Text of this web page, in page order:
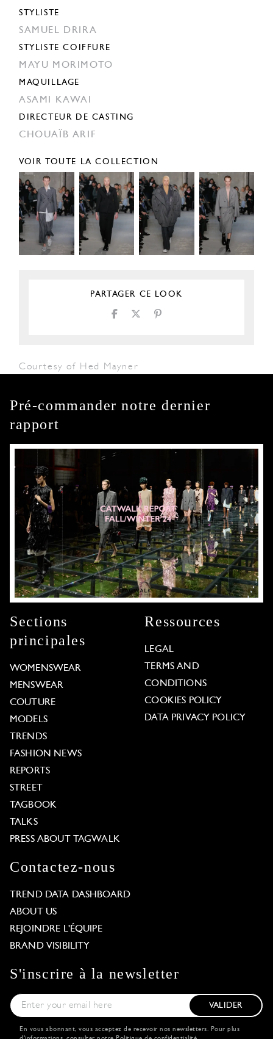
STYLISTE
SAMUEL DRIRA
STYLISTE COIFFURE
MAYU MORIMOTO
MAQUILLAGE
ASAMI KAWAI
DIRECTEUR DE CASTING
CHOUAÏB ARIF
VOIR TOUTE LA COLLECTION
PARTAGER CE LOOK
Courtesy of Hed Mayner
Pré-commander notre dernier
rapport
Sections
principales
WOMENSWEAR
MENSWEAR
COUTURE
MODELS
TRENDS
FASHION NEWS
REPORTS
STREET
TAGBOOK
TALKS
PRESS ABOUT TAGWALK
Ressources
LEGAL
TERMS AND
CONDITIONS
COOKIES POLICY
DATA PRIVACY POLICY
Contactez-nous
TREND DATA DASHBOARD
ABOUT US
REJOINDRE L'ÉQUIPE
BRAND VISIBILITY
S'inscrire à la newsletter
VALIDER
En vous abonnant, vous acceptez de recevoir nos newsletters. Pour plus